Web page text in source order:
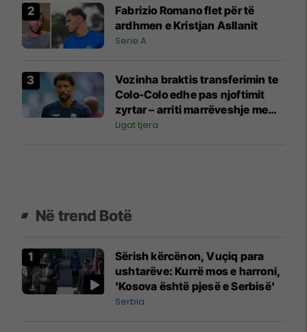
Fabrizio Romano flet për të
ardhmen e Kristjan Asllanit
Serie A
Vozinha braktis transferimin te
Colo-Colo edhe pas njoftimit
zyrtar – arriti marrëveshje me
një klub tjetër
Ligat tjera
Në trend Botë
Sërish kërcënon, Vuçiq para
ushtarëve: Kurrë mos e harroni,
'Kosova është pjesë e Serbisë'
Serbia